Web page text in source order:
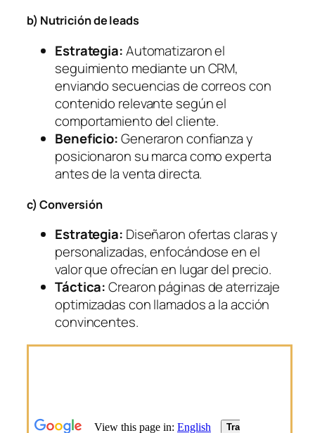
b) Nutrición de leads
Estrategia:Automatizaron el
seguimiento mediante un CRM,
enviando secuencias de correos con
contenido relevante según el
comportamiento del cliente.
Beneficio:Generaron confianza y
posicionaron su marca como experta
antes de la venta directa.
c) Conversión
Estrategia: Diseñaron ofertas claras y
personalizadas, enfocándose en el
valor que ofrecían en lugar del precio.
Táctica:Crearon páginas de aterrizaje
optimizadas con llamados a la acción
convincentes.